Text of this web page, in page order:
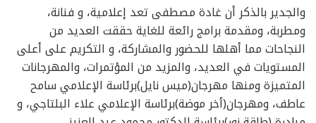
والجدير بالذكر أن غادة مصطفى تعد إعلامية، و فنانة،
ومطربة، ومقدمة برامج رائعة للغاية حققت العديد من
النجاحات مما أهلها للحضور والمشاركة، و التكريم على أعلى
المستويات في العديد، والمزيد من المؤتمرات، والمهرجانات
المتميزة ومنها مهرجان(ميس نايل)برئاسة الإعلامي سامح
عاطف، ومهرجان(أخر موضة)برئاسة الإعلامي علاء البلتاجي، و